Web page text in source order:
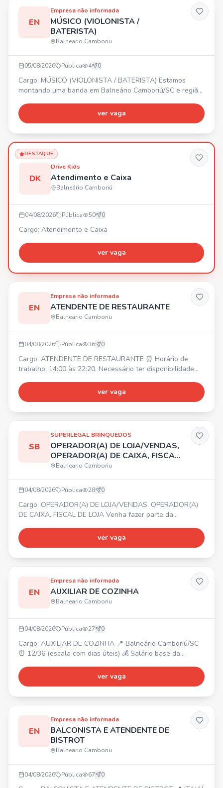
EN
Empresa não informada
MÚSICO (VIOLONISTA /
BATERISTA)
Balneario Camboriu
05/08/2026 Pública 4 0
Cargo: MÚSICO (VIOLONISTA / BATERISTA) Estamos
montando uma banda em Balneário Camboriú/SC e região!
pessoas comprometidas, que amem música, tenham
disponibilidade para ensaios e vontade de crescer. 🎶
estrada! 🔥
ver vaga
DESTAQUE
DK
Drive Kids
Atendimento e Caixa
Balneário Camboriú
04/08/2026 Pública 50 0
Cargo: Atendimento e Caixa
ver vaga
EN
Empresa não informada
ATENDENTE DE RESTAURANTE
Balneario Camboriu
04/08/2026 Pública 36 0
Cargo: ATENDENTE DE RESTAURANTE ⏰ Horário de
trabalho: 14:00 às 22:20. Necessário ter disponibilidade
Benefícios: Alimentação na empresa, Vale transporte. ✅
Requisitos: Ser uma pessoa comunicativa, ter
ver vaga
SB
SUPERLEGAL BRINQUEDOS
OPERADOR(A) DE LOJA/VENDAS,
OPERADOR(A) DE CAIXA, FISCAL
DE LOJA
Balneario Camboriu
04/08/2026 Pública 28 0
Cargo: OPERADOR(A) DE LOJA/VENDAS, OPERADOR(A)
DE CAIXA, FISCAL DE LOJA Venha fazer parte da
Balneário Camboriú/SC. Requisitos: gostar de atender
pessoas, ter energia e responsabilidade. 💰 Oferecemos:
ver vaga
EN
Empresa não informada
AUXILIAR DE COZINHA
Balneario Camboriu
04/08/2026 Pública 27 0
Cargo: AUXILIAR DE COZINHA 📍 Balneário Camboriú/SC
⏰ 12/36 (escala com dias úteis) 💰 Salário base da
Venha fazer parte do nosso time!
ver vaga
EN
Empresa não informada
BALCONISTA E ATENDENTE DE
BISTROT
Balneario Camboriu
04/08/2026 Pública 67 0